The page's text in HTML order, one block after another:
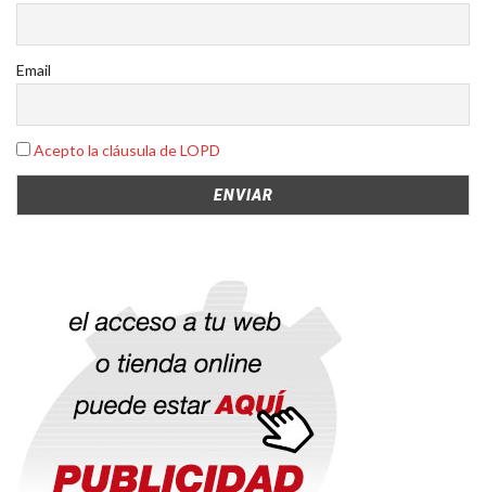
Email
Acepto la cláusula de LOPD